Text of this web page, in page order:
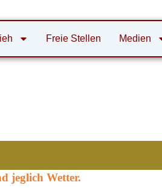
Freie Stellen Medien
jeglich Wetter.